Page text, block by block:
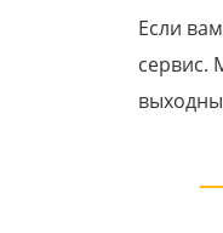
Если
сервис.